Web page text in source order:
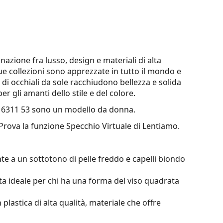
fra lusso, design e materiali di alta
collezioni sono apprezzate in tutto il mondo e
occhiali da sole racchiudono bellezza e solida
gli amanti dello stile e del colore.
53sono un modello da donna.
la funzione Specchio Virtuale di Lentiamo.
a un sottotono di pelle freddo e capelli biondo
ideale per chi ha una forma del viso quadrata
di alta qualità, materiale che offre